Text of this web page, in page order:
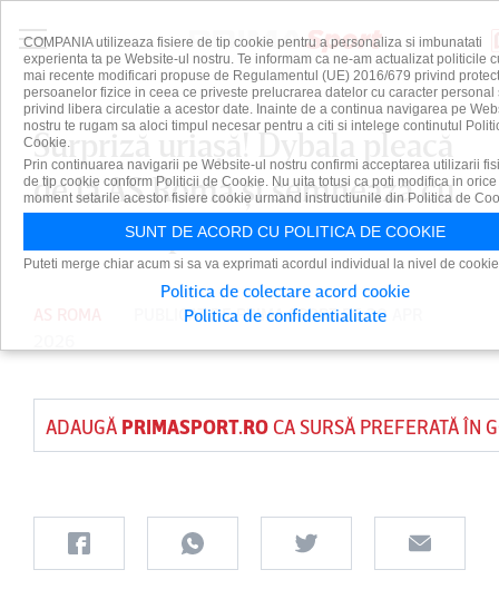
Surpriză uriaşă! Dybala pleacă
de la AS Roma şi semnează cu
fosta echipă a lui Maradona
PUBLICAT DEPRIMA SPORTPE 30 APR
ADAUGĂ PRIMASPORT.ROCA SURSĂ PREFERATĂ ÎN
COMPANIA utilizeaza fisiere de tip cookie pentru a personaliza si imbunatati
experienta ta pe Website-ul nostru. Te informam ca ne-am actualizat politicile
mai recente modificari propuse de Regulamentul (UE) 2016/679 privind
persoanelor fizice in ceea ce priveste prelucrarea datelor cu caracter personal
privind libera circulatie a acestor date. Inainte de a continua navigarea pe
nostru te rugam sa aloci timpul necesar pentru a citi si intelege continutul
Cookie.
Prin continuarea navigarii pe Website-ul nostru confirmi acceptarea utilizarii
de tip cookie conform Politicii de Cookie. Nu uita totusi ca poti modifica in orice
moment setarile acestor fisiere cookie urmand instructiunile din Politica de
SUNT DE ACORD CU POLITICA DE COOKIE
Puteti merge chiar acum si sa va exprimati acordul individual la nivel de
Politica de colectare acord cookie
Politica de confidentialitate